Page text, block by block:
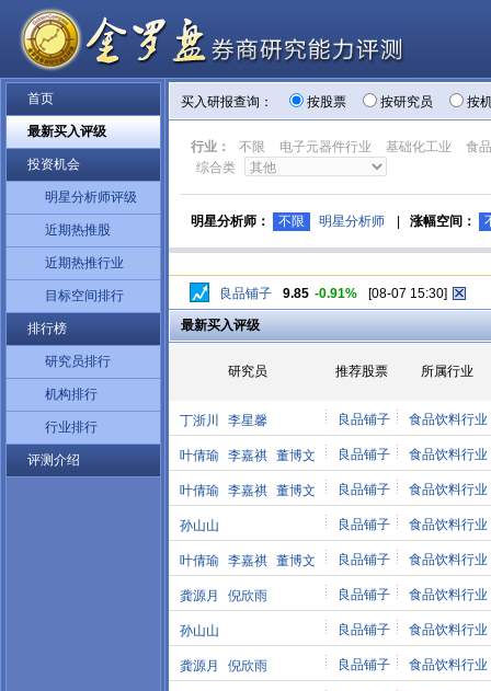
首页
最新买入评级
投资机会
明星分析师评级
近期热推股
近期热推行业
目标空间排行
排行榜
研究员排行
机构排行
行业排行
评测介绍
买入研报查询： 按股票 按研究员 按
行业： 不限 电子元器件行业 基础化工业
食
综合类
明星分析师： 不限 明星分析师 涨幅空间：
良品铺子 9.85 -0.91% [08-07 15:30]
最新买入评级
研究员 推荐股票 所属行业
丁浙川 李星馨 良品铺子 食品饮料行业
叶倩瑜 李嘉祺 董博文 良品铺子 食品饮料行业
叶倩瑜 李嘉祺 董博文 良品铺子 食品饮料行业
孙山山 良品铺子 食品饮料行业
叶倩瑜 李嘉祺 董博文 良品铺子 食品饮料行业
龚源月 倪欣雨 良品铺子 食品饮料行业
孙山山 良品铺子 食品饮料行业
龚源月 倪欣雨 良品铺子 食品饮料行业